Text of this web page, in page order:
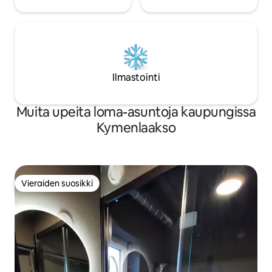
Ilmastointi
Muita upeita loma-asuntoja kaupungissa
Kymenlaakso
Vieraiden suosikki
Vieraiden suosikki